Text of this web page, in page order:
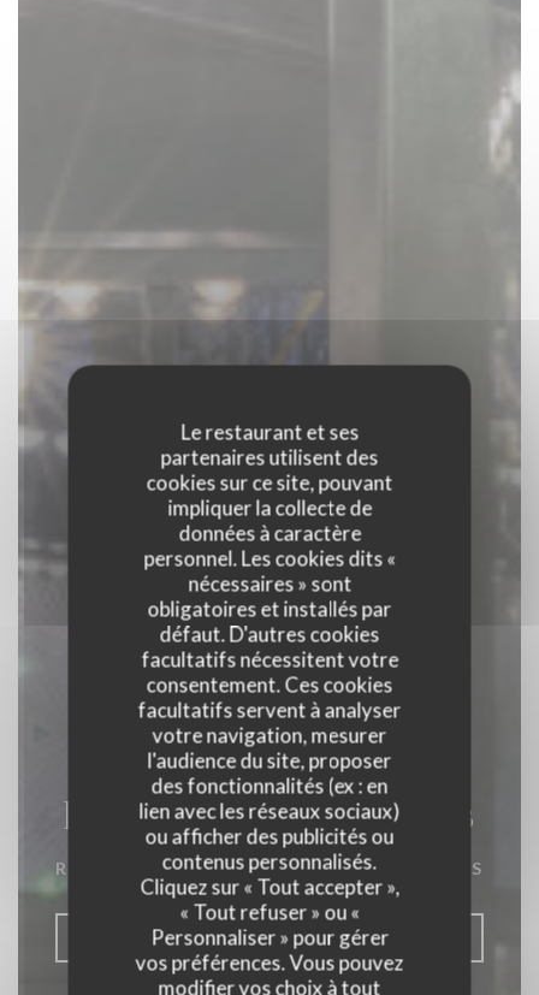
Le restaurant et ses
partenaires utilisent des
cookies sur ce site, pouvant
impliquer la collecte de
données à caractère
personnel. Les cookies dits «
nécessaires » sont
obligatoires et installés par
défaut. D'autres cookies
facultatifs nécessitent votre
consentement. Ces cookies
facultatifs servent à analyser
votre navigation, mesurer
l'audience du site, proposer
des fonctionnalités (ex : en
lien avec les réseaux sociaux)
ou afficher des publicités ou
contenus personnalisés.
Cliquez sur « Tout accepter »,
« Tout refuser » ou «
Personnaliser » pour gérer
vos préférences. Vous pouvez
modifier vos choix à tout
La Closerie des Lilas
RESTAURANT GASTRONOMIQUE PARIS
RÉSERVER